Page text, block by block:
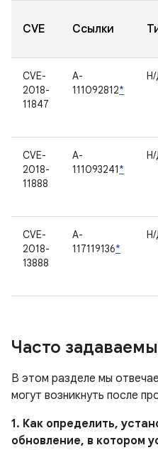
CVE Ссылки
CVE-
2018-
11847
A-
111092812*
CVE-
2018-
11888
A-
111093241*
CVE-
2018-
13888
A-
117119136*
Часто
В этом разделе мы
могут возникнуть после
1. Как определить,
обновление, в котором